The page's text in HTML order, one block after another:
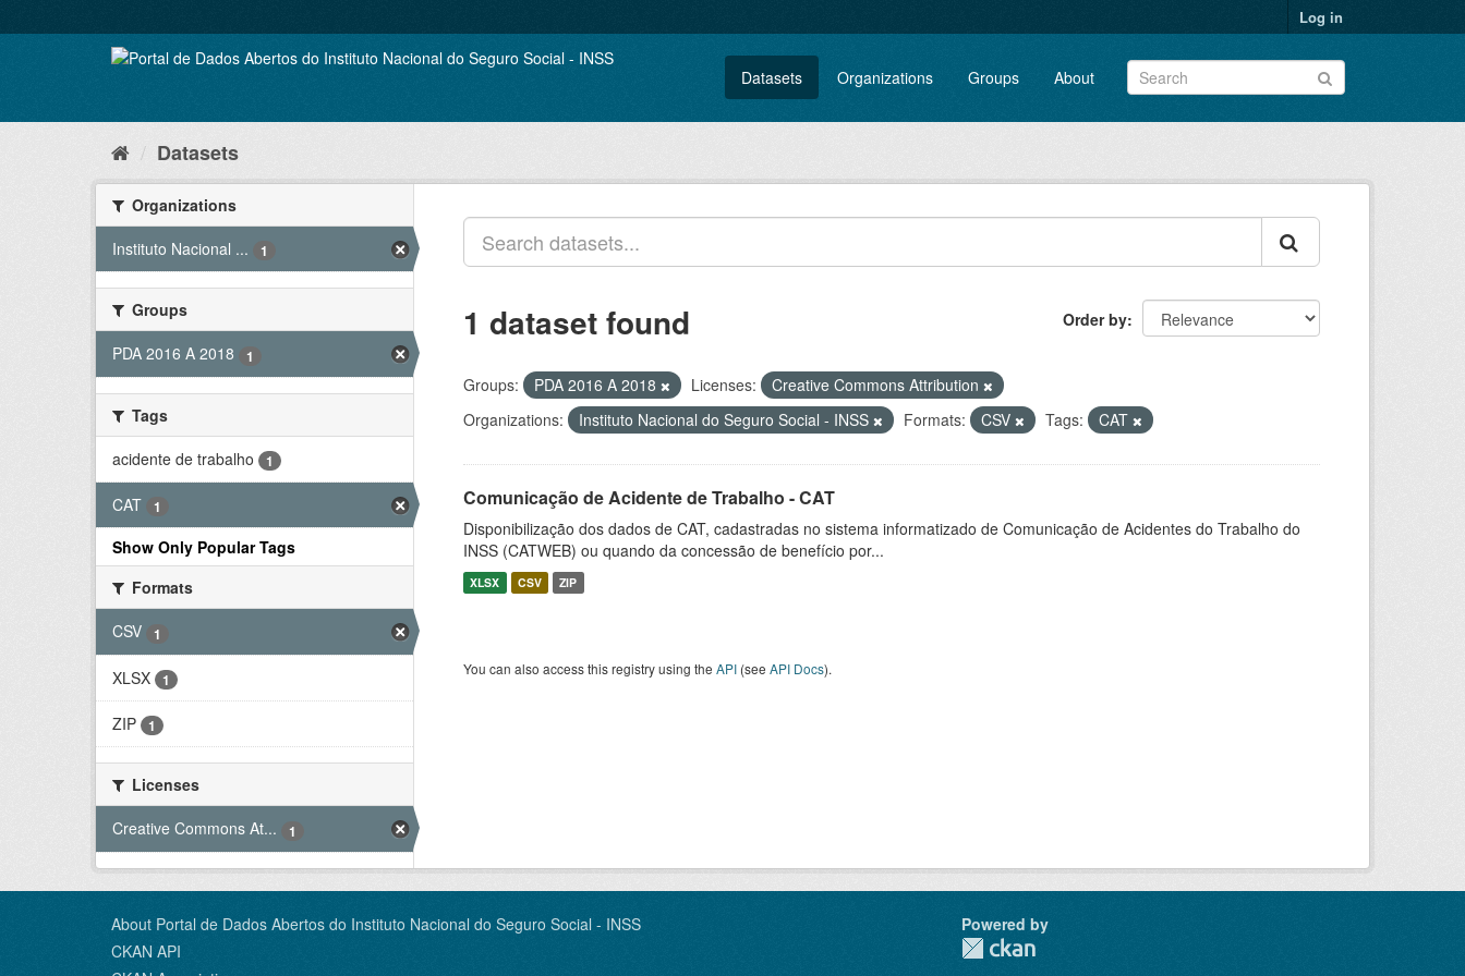
to
Log in
Datasets Organizations Groups About
Datasets
Organizations
Instituto Nacional ...
1
Groups
PDA 2016 A 2018
1
Tags
acidente de trabalho
1
CAT 1
Show Only Popular Tags
Formats
CSV
1
XLSX 1
ZIP 1
Licenses
Creative Commons At...
1
Order by
1 dataset found
Groups: PDA 2016 A 2018 Licenses:
Creative Commons Attribution
Organizations:
Instituto Nacional do Seguro Social - INSS Formats: CSV Tags: CAT
Comunicação de Acidente de Trabalho - CAT
Disponibilização dos dados de CAT, cadastradas no sistema informatizado de Comunicação de Acidentes do Trabalho do
INSS (CATWEB) ou quando da concessão de benefício por...
XLSX CSV ZIP
You can also access this registry using the API (see API Docs).
About Portal de Dados Abertos do Instituto Nacional do Seguro Social - INSS
CKAN API
Powered by